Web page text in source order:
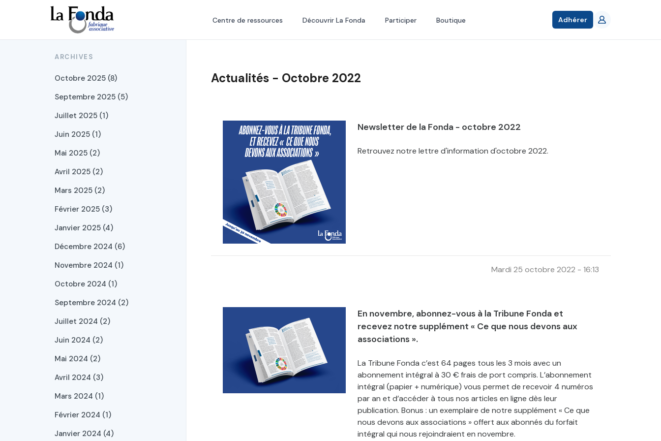
principal
Centre de ressources Découvrir La Fonda Participer Boutique Adhérer
ARCHIVES
Octobre 2025 (8)
Septembre 2025 (5)
Juillet 2025 (1)
Juin 2025 (1)
Mai 2025 (2)
Avril 2025 (2)
Mars 2025 (2)
Février 2025 (3)
Janvier 2025 (4)
Décembre 2024 (6)
Novembre 2024 (1)
Octobre 2024 (1)
Septembre 2024 (2)
Juillet 2024 (2)
Juin 2024 (2)
Mai 2024 (2)
Avril 2024 (3)
Mars 2024 (1)
Février 2024 (1)
Janvier 2024 (4)
Actualités - Octobre 2022
Newsletter de la Fonda - octobre 2022
Retrouvez notre lettre d'information d'octobre 2022.
Mardi 25 octobre 2022 - 16:13
En novembre, abonnez-vous à la Tribune Fonda et
recevez notre supplément « Ce que nous devons aux
associations ».
La Tribune Fonda c’est 64 pages tous les 3 mois avec un
abonnement intégral à 30 € frais de port compris. L’abonnement
intégral (papier + numérique) vous permet de recevoir 4 numéros
par an et d’accéder à tous nos articles en ligne dès leur
publication. Bonus : un exemplaire de notre supplément « Ce que
nous devons aux associations » offert aux abonnés du forfait
intégral qui nous rejoindraient en novembre.